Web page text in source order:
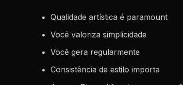
Qualidade artística é paramount
Você valoriza simplicidade
Você gera regularmente
Consistência de estilo importa